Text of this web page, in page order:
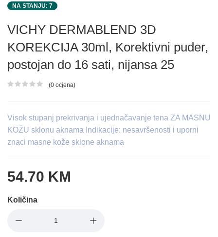
NA STANJU: 7
VICHY DERMABLEND 3D
KOREKCIJA 30ml, Korektivni puder,
postojan do 16 sati, nijansa 25
Ocjena proizvoda
(0 ocjena)
Visok stupanj prekrivanja i ujednačavanje tena ZA MASNU
KOŽU sklonu aknama Indikacije: nesavršenosti i uporni
znaci masne kože sklone aknama
54.70 KM
Količina